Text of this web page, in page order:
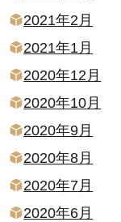
2021年2月
2021年1月
2020年12月
2020年10月
2020年9月
2020年8月
2020年7月
2020年6月